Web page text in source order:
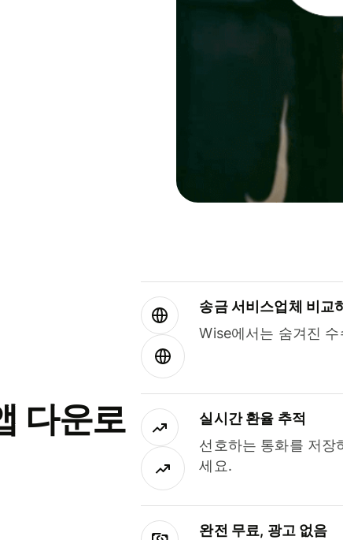
다운로
송금 서비스업체 비교
Wise에서는 숨겨진
실시간 환율 추적
선호하는 통화를 저장
세요.
완전 무료, 광고 없음